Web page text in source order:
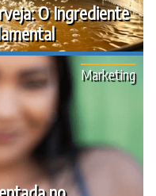
O Ingrediente
Marketing